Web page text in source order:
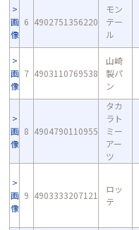
画
像
6 4902751356220
モン
テー
ル
画
像
7 4903110769538
山崎
製パ
ン
画
像
8 4904790110955
タカ
ラト
ミー
アー
ツ
画
像
9 4903333207121
ロッ
テ